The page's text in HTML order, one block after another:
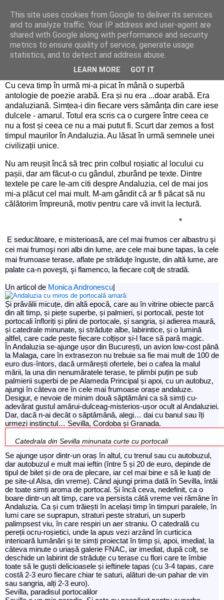
Cronici
Andaluzia cu miros de portocală amară
Cu ceva timp în urmă mi-a picat în mână o superbă
antologie de poezie arabă. Era și nu era ...doar arabă. Era
andaluziană. Simțea-i din fiecare vers sămânța din care iese
dulcele - amarul. Totul era scris ca o curgere între ceea ce
nu a fost și ceea ce nu a mai putut fi. Scurt dar zemos a fost
timpul maurilor în Andaluzia. Au lăsat în urmă semnele unei
civilizații unice.
Nu am reușit încă să trec prin colbul roșiatic al locului cu
pașii, dar am făcut-o cu gândul, zburând pe texte. Dintre
textele pe care le-am citi despre Andaluzia, cel de mai jos
mi-a plăcut cel mai mult. M-am gândit că ar fi păcat să nu
călătorim împreună, motiv pentru care vă invit la lectură.
*
E seducătoare, e misterioasă, are cel mai frumos cer albastru şi
cei mai frumoşi nori albi din lume, are cele mai bune tapas, la cele
mai frumoase terase, aflate pe străduţe înguste, din altă lume, are
palate ca-n poveşti, şi flamenco, la fiecare colţ de stradă.
Un articol de Monica Andronescu|
Și prăvălii micuțe, din altă epocă, care au în vitrine obiecte parcă
din alt timp, și piețe superbe, și palmieri, și portocali, peste tot
portocali înfloriți și plini de portocale, și sangria, și adierea maură,
și catedrale minunate, și străduțe albe, labirintice, și o lumină
altfel, care cade peste fiecare colțișor și-l face să pară magic.
În Andaluzia se-ajunge ușor din București, un avion low-cost până
la Malaga, care în extrasezon nu trebuie sa fie mai mult de 100 de
euro dus-întors, dacă urmărești ofertele, bei o cafea la malul
mării, la una din nenumăratele terase, te plimbi puțin pe sub
palmierii superbi de pe Alameda Principal și apoi, cu un autobuz,
ajungi în câteva ore în cele mai frumoase orașe andaluze.
Desigur, e nevoie de minim două săptămâni ca să simți cu-
adevărat gustul amărui-dulceag-misterios-ușor ocult al Andaluziei.
Dar, dacă n-ai decât o săptămână, alegi… dai cu banul sau îți
urmezi instinctul… Sevilla, Cordoba și Granada.
Catedrala din Sevilla minunata curte cu portocali
Se ajunge ușor dintr-un oraș în altul, cu trenul sau cu autobuzul,
dar autobuzul e mult mai ieftin (între 5 și 20 de euro, depinde de
tipul de bilet și de ora de plecare, iar cel mai bine e să le luați de
pe site-ul Alsa, din vreme). Când ajungi prima dată în Sevilla, întâi
de toate simți aroma de portocal. Și încă ceva, nedefinit, ca o
boare dintr-un alt timp, care va persista câtă vreme vei rămâne în
Andaluzia. Ca și cum trăiești în același timp în timpuri paralele, în
lumi care se suprapun, straturi peste straturi, un superb
palimpsest viu, în care respiri un aer straniu. O catedrală cu
pereții ocru-roșietici, unde la apus vezi arzând în curticica
interioară lumânări și te simți proiectat în timp și, apoi, imediat, la
câteva minute o uriașă galerie FNAC, iar imediat, după colț, se
deschide un labirint de străduțe cu terase cu flori care te îmbie
toate să le guști delicioasele și ieftinele tapas (cu 3-4 tapas, care
costă 2-3 euro fiecare chiar te saturi, alături de-un pahar de vin
sau sangria, alți 2-3 euro).
Sevilla, paradisul portocalilor
This site uses cookies from Google to deliver its services
and to analyze traffic. Your IP address and user-agent are
shared with Google along with performance and security
metrics to ensure quality of service, generate usage
statistics, and to detect and address abuse.
LEARN MORE GOT IT